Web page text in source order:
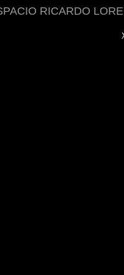
RICARDO